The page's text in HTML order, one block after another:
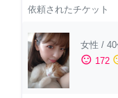
依頼されたチケット
女性 /
sentiment_satisfied 172